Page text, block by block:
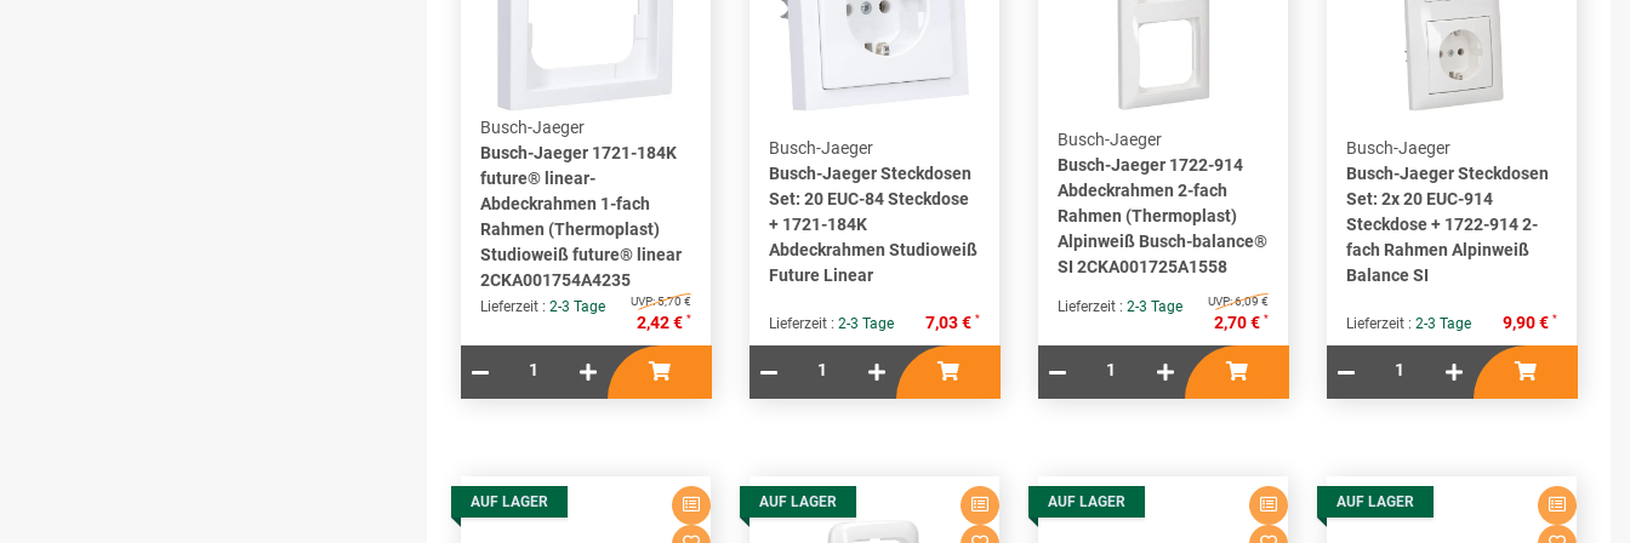
Busch-Jaeger
Busch-Jaeger 1721-184K
future® linear-
Abdeckrahmen 1-fach
Rahmen (Thermoplast)
Studioweiß future® linear
2CKA001754A4235
Lieferzeit : 2-3 Tage UVP:5,70 €
2,42 € *
Busch-Jaeger
Busch-Jaeger Steckdosen
Set: 20 EUC-84 Steckdose
+ 1721-184K
Abdeckrahmen Studioweiß
Future Linear
Lieferzeit : 2-3 Tage 7,03 € *
Busch-Jaeger
Busch-Jaeger 1722-914
Abdeckrahmen 2-fach
Rahmen (Thermoplast)
Alpinweiß Busch-balance®
SI 2CKA001725A1558
Lieferzeit : 2-3 Tage UVP:6,09 €
2,70 € *
Busch-Jaeger
Busch-Jaeger Steckdosen
Set: 2x 20 EUC-914
Steckdose + 1722-914 2-
fach Rahmen Alpinweiß
Balance SI
Lieferzeit : 2-3 Tage 9,90 € *
AUF LAGER AUF LAGER AUF LAGER AUF LAGER